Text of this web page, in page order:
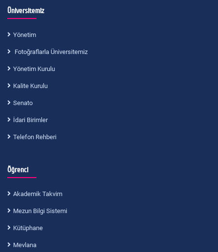
Üniversitemiz
Yönetim
Fotoğraflarla Üniversitemiz
Yönetim Kurulu
Kalite Kurulu
Senato
İdari Birimler
Telefon Rehberi
Öğrenci
Akademik Takvim
Mezun Bilgi Sistemi
Kütüphane
Mevlana